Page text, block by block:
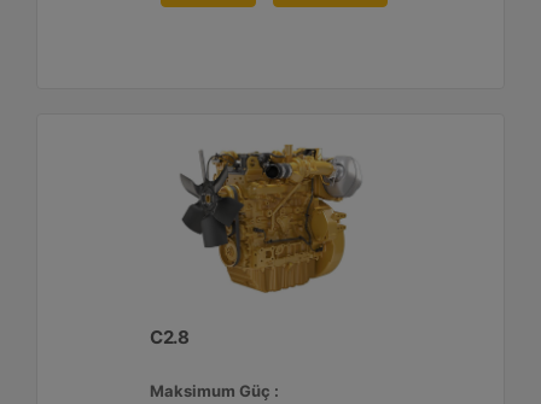
C2.8
Maksimum Güç :